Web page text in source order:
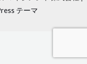
テーマ